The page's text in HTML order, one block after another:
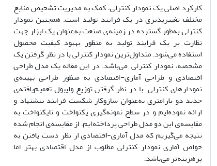
کارکرد اصلی یک نمودار کنترلی، کمک به مدیریت تشخیص منابع
مختلف تغییرپذیری در یک فرایند تولید است. همچنین نمودار
کنترلی به‌طور گسترده در زمینه‌ی صنعت به‌عنوان یک ابزار جهت
نظارت بر یک فرایند تولید به منظور بهبود کیفیت محصول
استفاده می‌شود. متداول‌ترین نمودار کنترلی با در نظر گرفتن یک
مشخصه، نمودار کنترلی می‌باشد. در این مقاله یک مدل طراحی
اقتصادی و طراحی آماری-اقتصادی به منظور طراحی بهینه‌ی
نمودارهای کنترلی با در نظر گرفتن توزیع وایبول تعمیم‌یافته‌ی
جدید دو پارامتری به‌عنوان سازوکار شکست فرایند پیشنهاد و
ارائه نموده‌ایم و در سطح نمونه‌گیری یکنواخت و نایکنواخت به
مقایسه‌ی این دو مدل طراحی پرداخته‌ایم. از مقایسه‌ی انجام شده
نتیجه می‌گیریم که مدل آماری-اقتصادی از نظر دست یافتن به
خواص آماری نمودار کنترلی مطلوب از مدل اقتصادی بهتر اما
پرهزینه‌تر می‌باشد.